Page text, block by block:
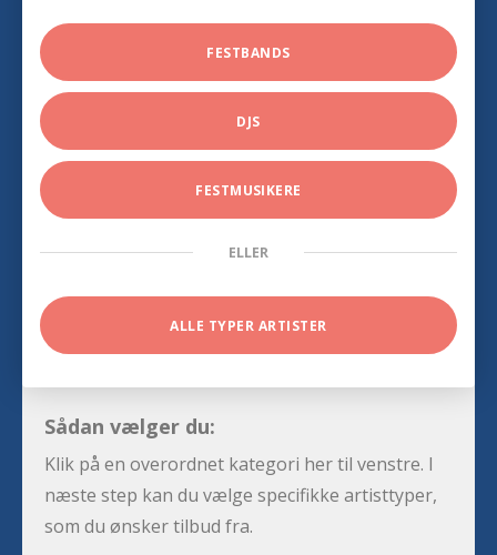
FESTBANDS
DJS
FESTMUSIKERE
ELLER
ALLE TYPER ARTISTER
Sådan vælger du:
Klik på en overordnet kategori her til venstre. I
næste step kan du vælge specifikke artisttyper,
som du ønsker tilbud fra.